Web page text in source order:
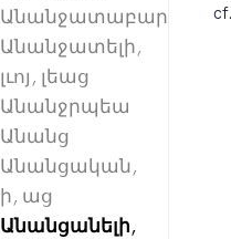
Անանջատաբար
Անանջատելի,
լւոյ, լեաց
Անանջրպեա
Անանց
Անանցական,
ի, աց
Անանցանելի,
cf.